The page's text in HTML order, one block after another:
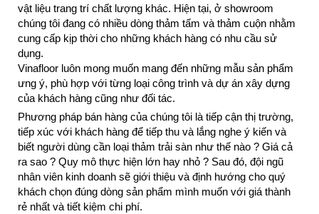
vật liệu trang trí chất lượng khác. Hiện tại, ở showroom
chúng tôi đang có nhiều dòng thảm tấm và thảm cuộn nhằm
cung cấp kịp thời cho những khách hàng có nhu cầu sử
dụng.
Vinafloor luôn mong muốn mang đến những mẫu sản phẩm
ưng ý, phù hợp với từng loại công trình và dự án xây dựng
của khách hàng cũng như đối tác.
Phương pháp bán hàng của chúng tôi là tiếp cận thị trường,
tiếp xúc với khách hàng để tiếp thu và lắng nghe ý kiến và
biết người dùng cần loại thảm trải sàn như thế nào ? Giá cả
ra sao ? Quy mô thực hiện lớn hay nhỏ ? Sau đó, đội ngũ
nhân viên kinh doanh sẽ giới thiệu và định hướng cho quý
khách chọn đúng dòng sản phẩm mình muốn với giá thành
rẻ nhất và tiết kiệm chi phí.